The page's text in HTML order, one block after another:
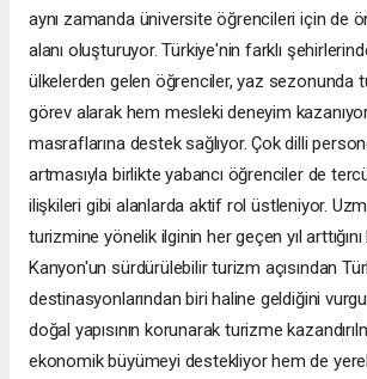
aynı zamanda üniversite öğrencileri için de
alanı oluşturuyor. Türkiye'nin farklı
ülkelerden gelen öğrenciler, yaz sezonunda
görev alarak hem mesleki deneyim
masraflarına destek sağlıyor. Çok dilli
artmasıyla birlikte yabancı öğrenciler de
ilişkileri gibi alanlarda aktif rol üstleniyor.
turizmine yönelik ilginin her geçen yıl
Kanyon'un sürdürülebilir turizm açısından
destinasyonlarından biri haline geldiğini
doğal yapısının korunarak turizme
ekonomik büyümeyi destekliyor hem de